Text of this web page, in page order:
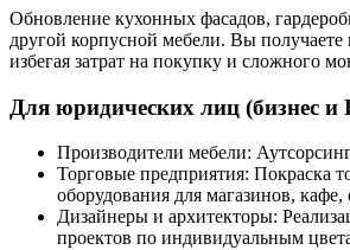
Обновление кухонных фасадов,
другой корпусной мебели. Вы
избегая затрат на покупку и сложного
Для юридических лиц (бизнес и
Производители мебели:
Торговые предприятия: Покраска
оборудования для магазинов, кафе,
Дизайнеры и архитекторы:
проектов по индивидуальным